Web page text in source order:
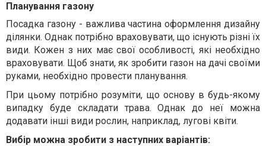
Планування газону
Посадка газону - важлива частина оформлення дизайну
ділянки. Однак потрібно враховувати, що існують різні їх
види. Кожен з них має свої особливості, які необхідно
враховувати. Щоб знати, як зробити газон на дачі своїми
руками, необхідно провести планування.
При цьому потрібно розуміти, що основу в будь-якому
випадку буде складати трава. Однак до неї можна
додавати інші види рослин, наприклад, лугові квіти.
Вибір можна зробити з наступних варіантів: